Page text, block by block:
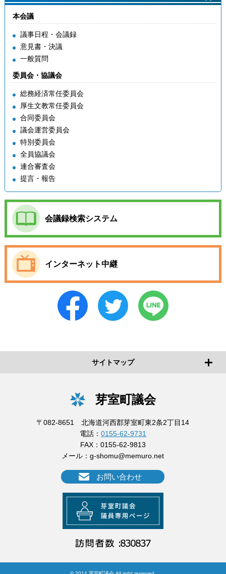
資料3-3 （参考資料）留意事項
資料4-1 例規等の改正案（5月臨時会議）について
資料4-2 （参考資料）基本方針・新旧対照表
資料5 特別委員会の設置案について
資料6-2 （参考資料）全体スケジュール
本会議
議事日程・会議録
意見書・決議
一般質問
委員会・協議会
総務経済常任委員会
厚生文教常任委員会
合同委員会
議会運営委員会
特別委員会
全員協議会
連合審査会
提言・報告
会議録検索システム
インターネット中継
サイトマップ
芽室町議会
〒082-8651 北海道河西郡芽室町東2条2丁目14
電話： 0155-62-9731
FAX：0155-62-9813
メール：g-shomu@memuro.net
お問い合わせ